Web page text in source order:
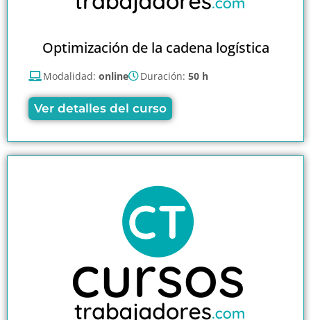
Optimización de la cadena logística
Modalidad: online Duración: 50 h
Ver detalles del curso